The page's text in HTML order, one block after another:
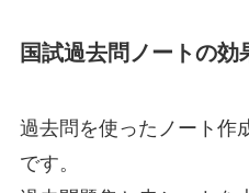
国試過去問ノートの効
過去問を使ったノート作
です。